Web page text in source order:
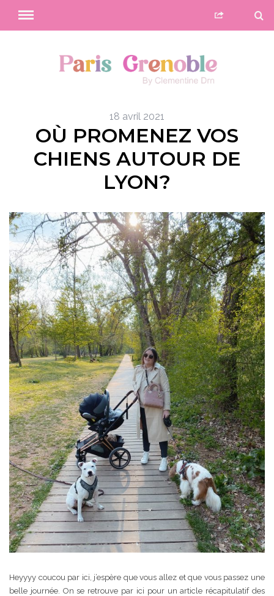
18 avril 2021
OÙ PROMENEZ VOS
CHIENS AUTOUR DE
LYON?
Heyyyy coucou par ici, j’espère que vous allez et que vous passez une
belle journée. On se retrouve par ici pour un article récapitulatif des